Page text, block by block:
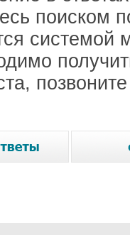
поиском
системой